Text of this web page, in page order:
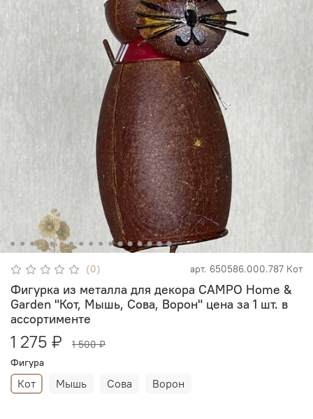
(0) арт. 650586.000.787 Кот
Фигурка из металла для декора CAMPO Home &
Garden "Кот, Мышь, Сова, Ворон" цена за 1 шт. в
ассортименте
1 275 ₽
1 500 ₽
Фигура
Кот Мышь Сова Ворон